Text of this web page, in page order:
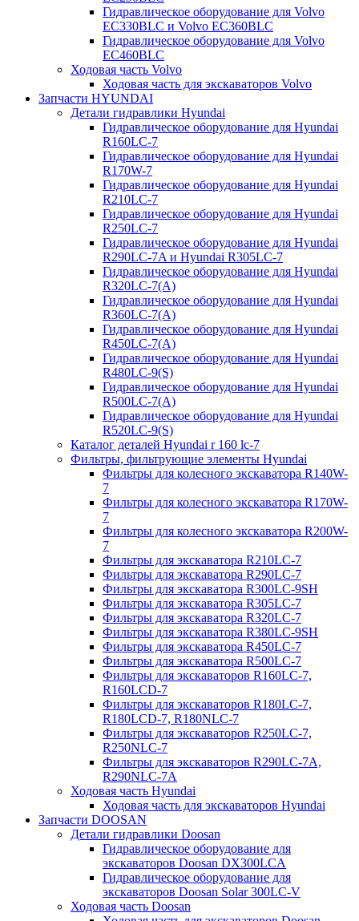
Гидравлическое оборудование для Volvo
EC330BLC и Volvo EC360BLC
Гидравлическое оборудование для Volvo
EC460BLC
Ходовая часть Volvo
Ходовая часть для экскаваторов Volvo
Запчасти HYUNDAI
Детали гидравлики Hyundai
Гидравлическое оборудование для Hyundai
R160LC-7
Гидравлическое оборудование для Hyundai
R170W-7
Гидравлическое оборудование для Hyundai
R210LC-7
Гидравлическое оборудование для Hyundai
R250LC-7
Гидравлическое оборудование для Hyundai
R290LC-7A и Hyundai R305LC-7
Гидравлическое оборудование для Hyundai
R320LC-7(A)
Гидравлическое оборудование для Hyundai
R360LC-7(A)
Гидравлическое оборудование для Hyundai
R450LC-7(A)
Гидравлическое оборудование для Hyundai
R480LC-9(S)
Гидравлическое оборудование для Hyundai
R500LC-7(A)
Гидравлическое оборудование для Hyundai
R520LC-9(S)
Каталог деталей Hyundai r 160 lc-7
Фильтры, фильтрующие элементы Hyundai
Фильтры для колесного экскаватора R140W-
7
Фильтры для колесного экскаватора R170W-
7
Фильтры для колесного экскаватора R200W-
7
Фильтры для экскаватора R210LC-7
Фильтры для экскаватора R290LC-7
Фильтры для экскаватора R300LC-9SH
Фильтры для экскаватора R305LC-7
Фильтры для экскаватора R320LC-7
Фильтры для экскаватора R380LC-9SH
Фильтры для экскаватора R450LC-7
Фильтры для экскаватора R500LC-7
Фильтры для экскаваторов R160LC-7,
R160LCD-7
Фильтры для экскаваторов R180LC-7,
R180LCD-7, R180NLC-7
Фильтры для экскаваторов R250LC-7,
R250NLC-7
Фильтры для экскаваторов R290LC-7A,
R290NLC-7A
Ходовая часть Hyundai
Ходовая часть для экскаваторов Hyundai
Запчасти DOOSAN
Детали гидравлики Doosan
Гидравлическое оборудование для
экскаваторов Doosan DX300LCA
Гидравлическое оборудование для
экскаваторов Doosan Solar 300LC-V
Ходовая часть Doosan